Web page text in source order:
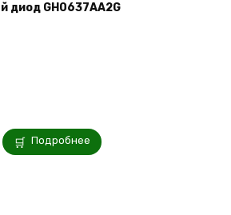
диод GH0637АА2G
Подробнее